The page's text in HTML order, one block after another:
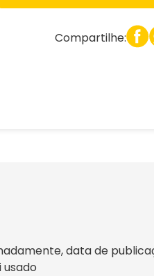
Compartilhe:
data de
usado